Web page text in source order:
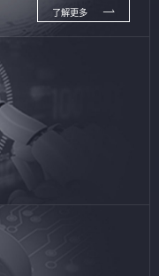
了解更多